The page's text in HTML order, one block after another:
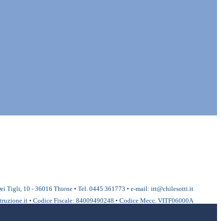
Tigli, 10 - 36016 Thiene • Tel. 0445 361773 • e-mail: itt@chilesotti.it
• Codice Fiscale: 84009490248 • Codice Mecc. VITF06000A